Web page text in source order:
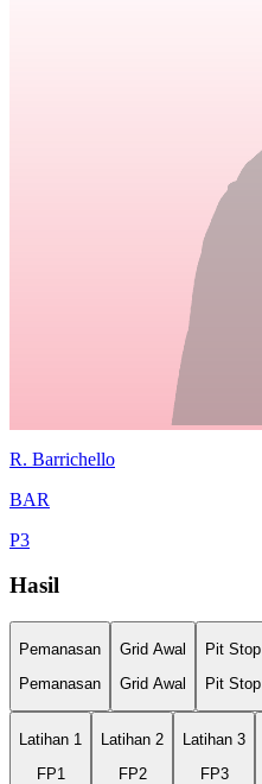
R. Barrichello
BAR
P3
Hasil
Pemanasan
Pemanasan
Grid Awal
Grid Awal
Pit Stop
Pit Stop
Latihan 1
FP1
Latihan 2
FP2
Latihan 3
FP3